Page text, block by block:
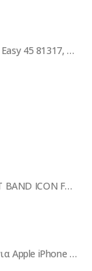
DELOCK module βάση πρίζας Easy 45 81317, 175x80mm, λευκό
TECH-PROTECT REPLACMENT BAND ICON FOR SAMSUNG WATCH 4 40 / 42 / 44 /46 MM red
NILLKIN θήκη CamShield Pro για Apple iPhone 14 Pro, μαύρη